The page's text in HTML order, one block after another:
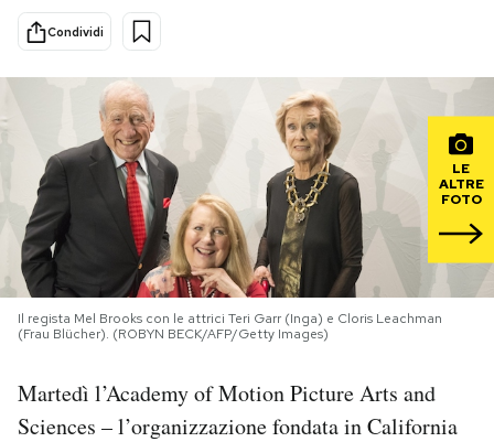
Cultura
Economia
PODCAST
NEWSLETTER
I MIEI PREFERITI
SHOP
Condividi
LE
ALTRE
FOTO
Il regista Mel Brooks con le attrici Teri Garr (Inga) e Cloris Leachman
(Frau Blücher). (ROBYN BECK/AFP/Getty Images)
Martedì l’Academy of Motion Picture Arts and
Sciences – l’organizzazione fondata in California